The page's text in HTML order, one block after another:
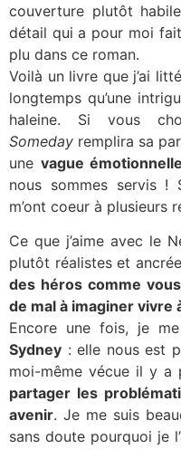
couverture plutôt
détail qui a pour moi
plu dans ce roman.
Voilà un livre que j’ai
longtemps qu’une
haleine. Si vous
Someday remplira sa
une vague émotionnelle
nous sommes servis !
m’ont coeur à plusieurs
Ce que j’aime avec le
plutôt réalistes et
des héros comme
de mal à imaginer vivre
Encore une fois, je
Sydney : elle nous est
moi-même vécue il y a
partager les
avenir. Je me suis
sans doute pourquoi je